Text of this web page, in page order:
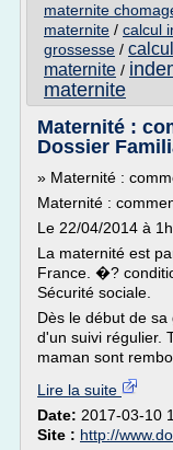
maternite
maternite / calcul
grossesse /
maternite /
maternite
Maternité :
Dossier
» Maternité :
Maternité :
Le 22/04/2014 à
La maternité est
France. �?
Sécurité sociale.
Dès le début de
d'un suivi régulier.
maman sont
Lire la suite
Date: 2017-03-10
Site : http://